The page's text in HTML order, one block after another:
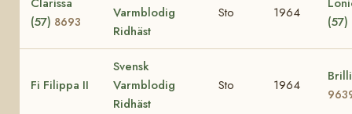
(57) 8693
Varmblodig
Ridhäst
Sto 1964
(57)
Fi Filippa II
Svensk
Varmblodig
Ridhäst
Sto 1964